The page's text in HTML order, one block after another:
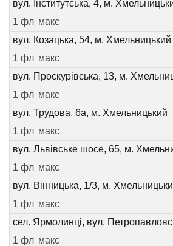
вул. Інститутська, 4, м.
1 фл макс
вул. Козацька, 54, м. Хмельницький
1 фл макс
вул. Проскурівська, 13, м.
1 фл макс
вул. Трудова, 6а, м. Хмельницький
1 фл макс
вул. Львівське шосе, 65, м.
1 фл макс
вул. Вінницька, 1/3, м.
1 фл макс
сел. Ярмолинці, вул.
1 фл макс